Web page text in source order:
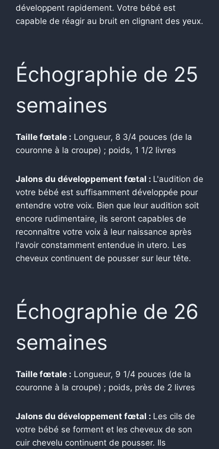
développent rapidement. Votre bébé est
capable de réagir au bruit en clignant des yeux.
Échographie de 25
semaines
Taille fœtale : Longueur, 8 3/4 pouces (de la
couronne à la croupe) ; poids, 1 1/2 livres
Jalons du développement fœtal : L'audition de
votre bébé est suffisamment développée pour
entendre votre voix. Bien que leur audition soit
encore rudimentaire, ils seront capables de
reconnaître votre voix à leur naissance après
l'avoir constamment entendue in utero. Les
cheveux continuent de pousser sur leur tête.
Échographie de 26
semaines
Taille fœtale : Longueur, 9 1/4 pouces (de la
couronne à la croupe) ; poids, près de 2 livres
Jalons du développement fœtal : Les cils de
votre bébé se forment et les cheveux de son
cuir chevelu continuent de pousser. Ils